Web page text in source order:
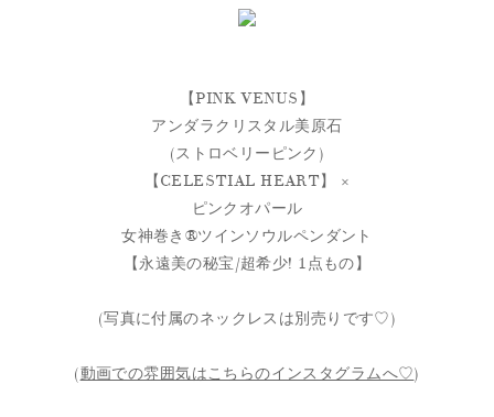
【PINK VENUS】
アンダラクリスタル美原石
(ストロベリーピンク)
【CELESTIAL HEART】 ×
ピンクオパール
女神巻き® ツインソウルペンダント
【永遠美の秘宝/超希少! 1点もの】
(写真に付属のネックレスは別売りです♡)
(動画での雰囲気はこちらのインスタグラムへ♡)